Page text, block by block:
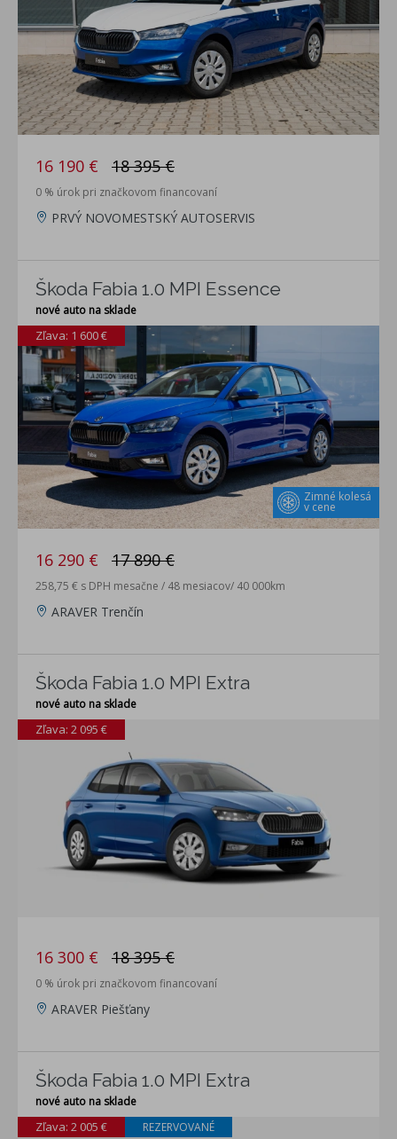
16 190 € 18 395 €
0 % úrok pri značkovom financovaní
PRVÝ NOVOMESTSKÝ AUTOSERVIS
Škoda Fabia 1.0 MPI Essence
nové auto na sklade
Zimné kolesá
v cene
Zľava: 1 600 €
16 290 € 17 890 €
258,75 € s DPH mesačne / 48 mesiacov/ 40 000km
ARAVER Trenčín
Škoda Fabia 1.0 MPI Extra
nové auto na sklade
Zľava: 2 095 €
16 300 € 18 395 €
0 % úrok pri značkovom financovaní
ARAVER Piešťany
Škoda Fabia 1.0 MPI Extra
nové auto na sklade
Zľava: 2 005 € REZERVOVANÉ